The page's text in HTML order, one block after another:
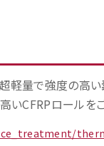
軽量で強度の高い
いCFRPロールを